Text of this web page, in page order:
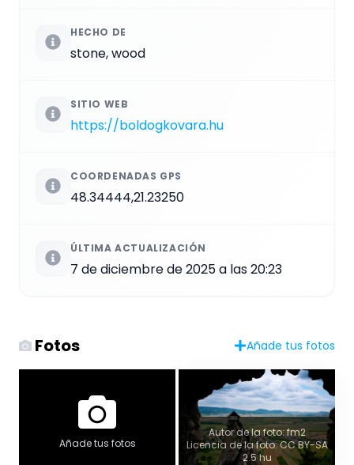
HECHO DE
stone, wood
SITIO WEB
https://boldogkovara.hu
COORDENADAS GPS
48.34444,21.23250
ÚLTIMA ACTUALIZACIÓN
7 de diciembre de 2025 a las 20:23
Fotos Añade tus fotos
Añade tus fotos
Autor de la foto: fm2
Licencia de la foto: CC BY-SA
2.5 hu